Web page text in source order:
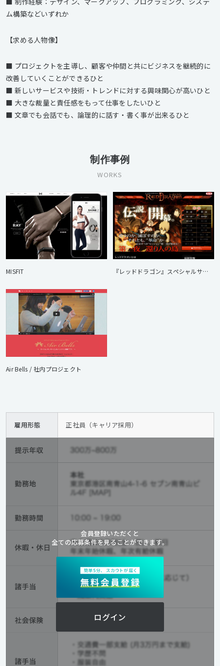
ム構築などいずれか
【求める人物像】
■ プロジェクトを主導し、顧客や仲間と共にビジネスを継続的に
改善していくことができるひと
■ 新しいサービスや技術・トレンドに対する興味関心が高いひと
■ 大きな裁量と責任感をもって仕事をしたいひと
■ 文章でも会話でも、論理的に話す・書く事が出来るひと
制作事例
WORKS
MISFIT 『レッドドラゴン』スペシャルサイト
Air Bells / 社内プロジェクト
雇用形態 正社員（キャリア採用）
会員登録いただくと
全ての応募条件を見ることができます。
ログイン